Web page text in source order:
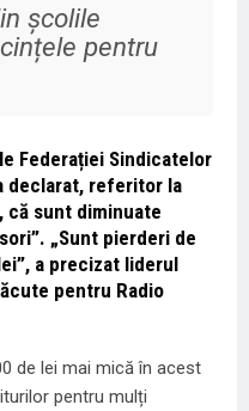
școlile
pentru
Federației Sindicatelor
declarat, referitor la
că sunt diminuate
„Sunt pierderi de
a precizat liderul
pentru Radio
de lei mai mică în acest
pentru mulți